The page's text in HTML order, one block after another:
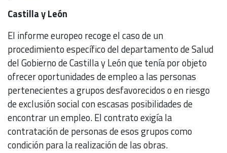
Castilla y León
El informe europeo recoge el caso de un
procedimiento específico del departamento de Salud
del Gobierno de Castilla y León que tenía por objeto
ofrecer oportunidades de empleo a las personas
pertenecientes a grupos desfavorecidos o en riesgo
de exclusión social con escasas posibilidades de
encontrar un empleo. El contrato exigía la
contratación de personas de esos grupos como
condición para la realización de las obras.